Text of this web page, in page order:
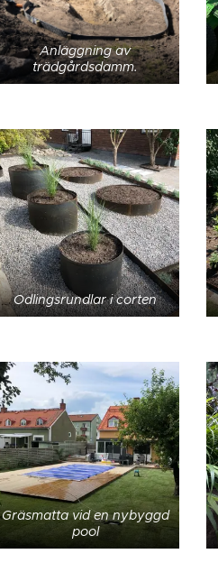
Anläggning av
trädgårdsdamm.
Odlingsrundlar i corten
Gräsmatta vid en nybyggd
pool